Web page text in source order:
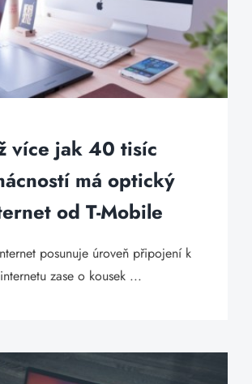
více jak 40 tisíc
má optický
od T-Mobile
posunuje úroveň připojení k
internetu zase o kousek ...